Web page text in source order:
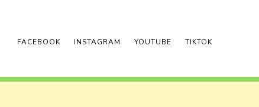
FACEBOOK INSTAGRAM YOUTUBE TIKTOK